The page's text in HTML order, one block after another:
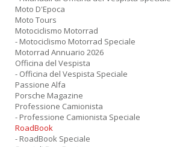
Moto D'Epoca
Moto Tours
Motociclismo Motorrad
- Motociclismo Motorrad Speciale
Motorrad Annuario 2026
Officina del Vespista
- Officina del Vespista Speciale
Passione Alfa
Porsche Magazine
Professione Camionista
- Professione Camionista Speciale
RoadBook
- RoadBook Speciale